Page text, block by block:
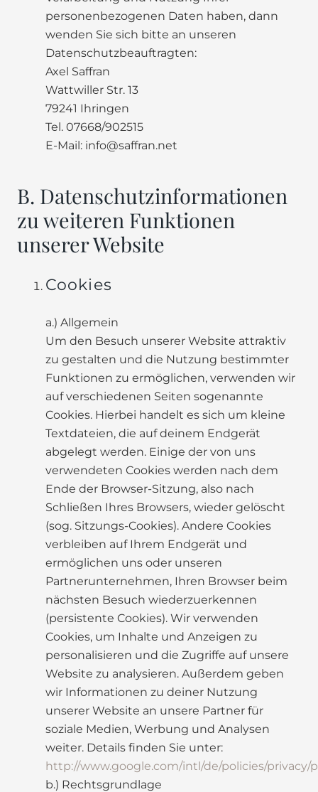
personenbezogenen Daten haben, dann
wenden Sie sich bitte an unseren
Datenschutzbeauftragten:
Axel Saffran
Wattwiller Str. 13
79241 Ihringen
Tel. 07668/902515
E-Mail: info@saffran.net
B. Datenschutzinformationen
zu weiteren Funktionen
unserer Website
Cookies
a.) Allgemein
Um den Besuch unserer Website attraktiv
zu gestalten und die Nutzung bestimmter
Funktionen zu ermöglichen, verwenden wir
auf verschiedenen Seiten sogenannte
Cookies. Hierbei handelt es sich um kleine
Textdateien, die auf deinem Endgerät
abgelegt werden. Einige der von uns
verwendeten Cookies werden nach dem
Ende der Browser-Sitzung, also nach
Schließen Ihres Browsers, wieder gelöscht
(sog. Sitzungs-Cookies). Andere Cookies
verbleiben auf Ihrem Endgerät und
ermöglichen uns oder unseren
Partnerunternehmen, Ihren Browser beim
nächsten Besuch wiederzuerkennen
(persistente Cookies). Wir verwenden
Cookies, um Inhalte und Anzeigen zu
personalisieren und die Zugriffe auf unsere
Website zu analysieren. Außerdem geben
wir Informationen zu deiner Nutzung
unserer Website an unsere Partner für
soziale Medien, Werbung und Analysen
weiter. Details finden Sie unter:
http://www.google.com/intl/de/policies/privacy/
b.) Rechtsgrundlage